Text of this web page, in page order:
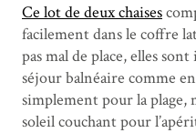
Ce lot de deux chaises
facilement dans le coffre
pas mal de place, elles sont
séjour balnéaire comme
simplement pour la plage,
soleil couchant pour